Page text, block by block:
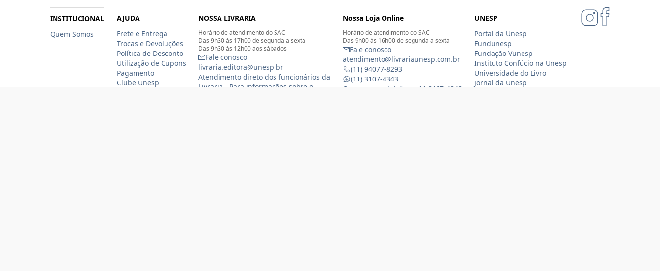
INSTITUCIONAL
Quem Somos
AJUDA
Frete e Entrega
Trocas e Devoluções
Política de Desconto
Utilização de Cupons
Pagamento
Clube Unesp
NOSSA LIVRARIA
Horário de atendimento do SAC
Das 9h30 às 17h00 de segunda a sexta
Das 9h30 às 12h00 aos sábados
Fale conosco
livraria.editora@unesp.br
Atendimento direto dos funcionários da
Livraria - Para informações sobre o
Nossa Loja Online
Horário de atendimento do SAC
Das 9h00 às 16h00 de segunda a sexta
Fale conosco
atendimento@livrariaunesp.com.br
(11) 94077-8293
(11) 3107-4343
Compras por telefone: 11 3107-4343
UNESP
Portal da Unesp
Fundunesp
Fundação Vunesp
Instituto Confúcio na Unesp
Universidade do Livro
Jornal da Unesp